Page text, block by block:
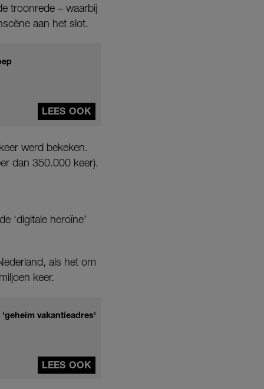
troonrede – waarbij
aan het slot.
LEES OOK
werd bekeken.
dan 350.000 keer).
‘digitale heroïne’
als het om
keer.
vakantieadres'
LEES OOK